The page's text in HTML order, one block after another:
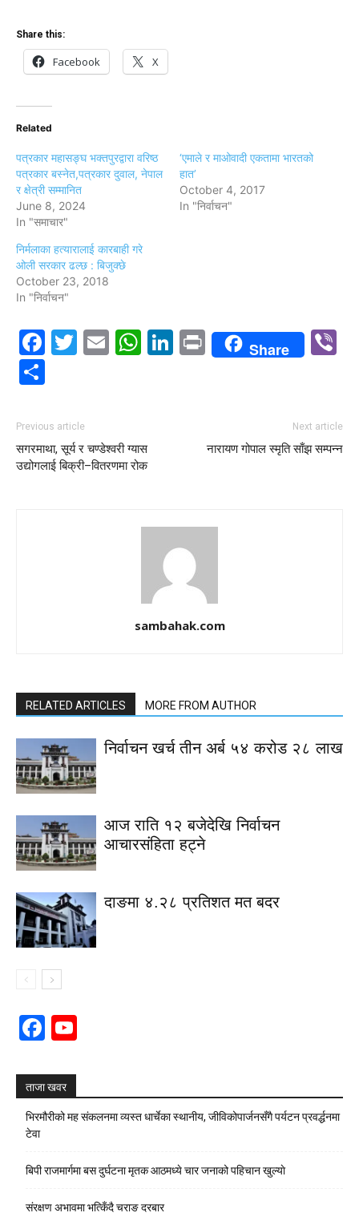
Share this:
Facebook X
Related
पत्रकार महासङ्घ भक्तपुरद्वारा वरिष्ठ
पत्रकार बस्नेत,पत्रकार दुवाल, नेपाल
र क्षेत्री सम्मानित
June 8, 2024
In "समाचार"
‘एमाले र माओवादी एकतामा भारतको
हात’
October 4, 2017
In "निर्वाचन"
निर्मलाका हत्यारालाई कारबाही गरे
ओली सरकार ढल्छ : बिजुक्छे
October 23, 2018
In "निर्वाचन"
Facebook
Twitter
EmailWhatsApp
LinkedIn
PrintShare
Previous article
सगरमाथा, सूर्य र चण्डेश्वरी ग्यास
उद्योगलाई बिक्री–वितरणमा रोक
Next article
नारायण गोपाल स्मृति साँझ सम्पन्न
sambahak.com
RELATED ARTICLES MORE FROM AUTHOR
निर्वाचन खर्च तीन अर्ब ५४ करोड २८ लाख
आज राति १२ बजेदेखि निर्वाचन
आचारसंहिता हट्ने
दाङमा ४.२८ प्रतिशत मत बदर
Facebook
ताजा खवर
भिरमौरीको मह संकलनमा व्यस्त धार्चेका स्थानीय, जीविकोपार्जनसँगै पर्यटन प्रवर्द्धनमा
टेवा
बिपी राजमार्गमा बस दुर्घटना मृतक आठमध्ये चार जनाको पहिचान खुल्याे
संरक्षण अभावमा भत्किँदै चराङ दरबार